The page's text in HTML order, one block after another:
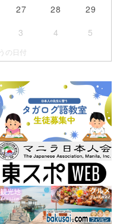
27 28
29
3 4 5
日付